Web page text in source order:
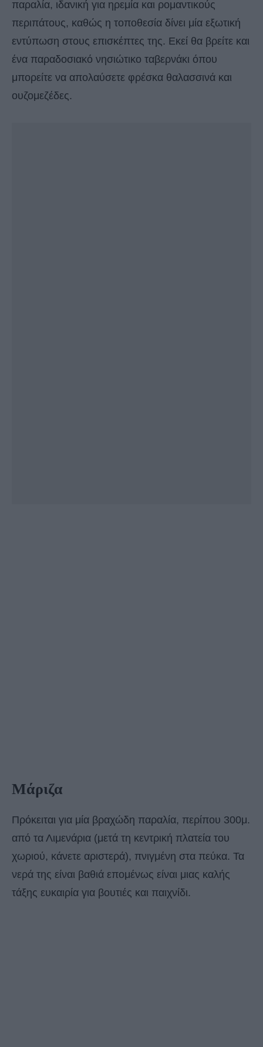
παραλία, ιδανική για ηρεμία και ρομαντικούς
περιπάτους, καθώς η τοποθεσία δίνει μία εξωτική
εντύπωση στους επισκέπτες της. Εκεί θα βρείτε και
ένα παραδοσιακό νησιώτικο ταβερνάκι όπου
μπορείτε να απολαύσετε φρέσκα θαλασσινά και
ουζομεζέδες.
Μάριζα
Πρόκειται για μία βραχώδη παραλία, περίπου 300μ.
από τα Λιμενάρια (μετά τη κεντρική πλατεία του
χωριού, κάνετε αριστερά), πνιγμένη στα πεύκα. Τα
νερά της είναι βαθιά επομένως είναι μιας καλής
τάξης ευκαιρία για βουτιές και παιχνίδι.